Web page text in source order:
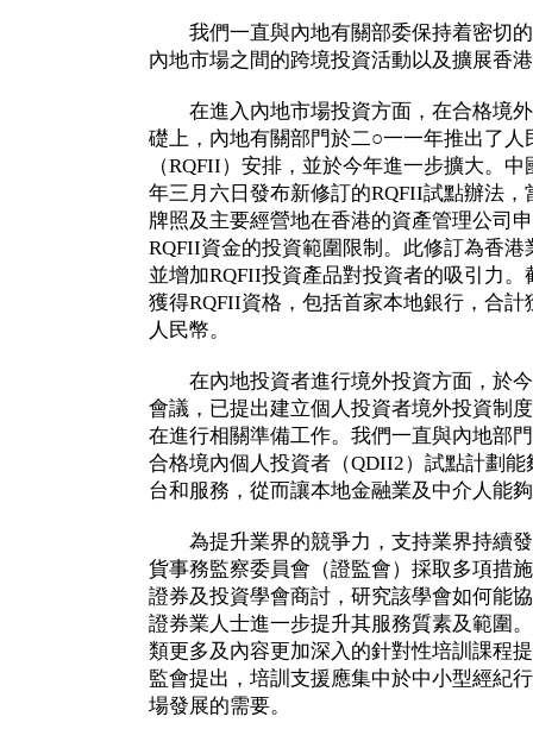
我們一直與內地有關部委保持着密切的
內地市場之間的跨境投資活動以及擴展香
在進入內地市場投資方面，在合格境外
礎上，內地有關部門於二○一一年推出了
（RQFII）安排，並於今年進一步擴大。
年三月六日發布新修訂的RQFII試點辦法
牌照及主要經營地在香港的資產管理公司
RQFII資金的投資範圍限制。此修訂為香
並增加RQFII投資產品對投資者的吸引力
獲得RQFII資格，包括首家本地銀行，合計
人民幣。
在內地投資者進行境外投資方面，於今
會議，已提出建立個人投資者境外投資制
在進行相關準備工作。我們一直與內地部
合格境內個人投資者（QDII2）試點計劃
台和服務，從而讓本地金融業及中介人能
為提升業界的競爭力，支持業界持續發
貨事務監察委員會（證監會）採取多項措
證券及投資學會商討，研究該學會如何能
證券業人士進一步提升其服務質素及範圍
類更多及內容更加深入的針對性培訓課程
監會提出，培訓支援應集中於中小型經紀
場發展的需要。